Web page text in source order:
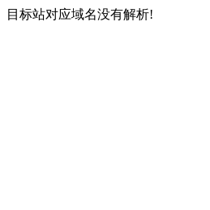
目标站对应域名没有解析!